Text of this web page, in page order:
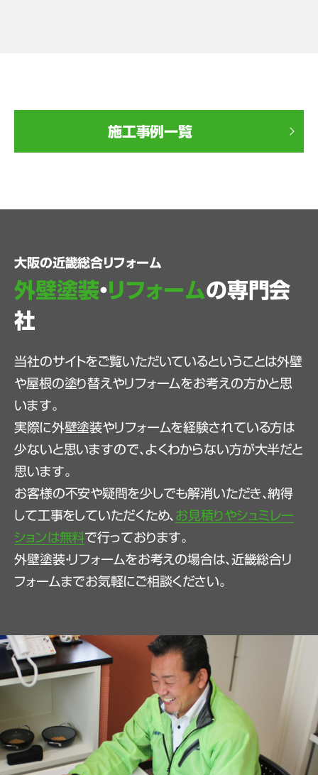
施工事例一覧
大阪の近畿総合リフォーム
外壁塗装・リフォームの専門会
社
当社のサイトをご覧いただいているということは外壁
や屋根の塗り替えやリフォームをお考えの方かと思
います。
実際に外壁塗装やリフォームを経験されている方は
少ないと思いますので、よくわからない方が大半だと
思います。
お客様の不安や疑問を少しでも解消いただき、納得
して工事をしていただくため、 お見積りやシュミレー
ションは無料で行っております。
外壁塗装・リフォームをお考えの場合は、近畿総合リ
フォームまでお気軽にご相談ください。